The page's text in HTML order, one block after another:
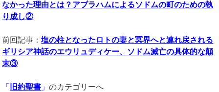
なかった理由とは？アブラハムによるソドムの町のための執
り成し②
前回記事：塩の柱となったロトの妻と冥界へと連れ戻される
ギリシア神話のエウリュディケー、ソドム滅亡の具体的な顛
末③
「 旧約聖書 」のカテゴリーへ